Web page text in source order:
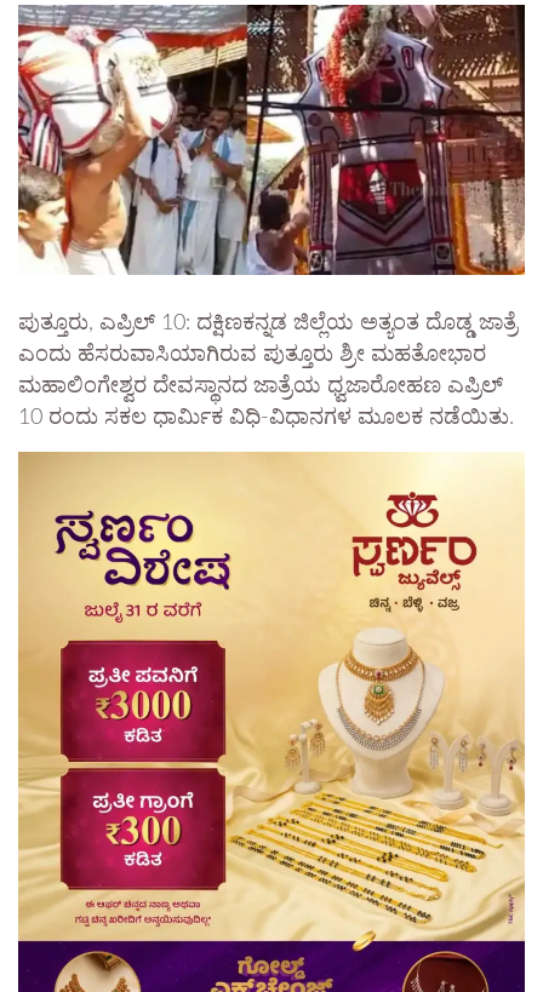
ಪುತ್ತೂರು, ಎಪ್ರಿಲ್ 10: ದಕ್ಷಿಣಕನ್ನಡ ಜಿಲ್ಲೆಯ ಅತ್ಯಂತ ದೊಡ್ಡ ಜಾತ್ರೆ
ಎಂದು ಹೆಸರುವಾಸಿಯಾಗಿರುವ ಪುತ್ತೂರು ಶ್ರೀ ಮಹತೋಭಾರ
ಮಹಾಲಿಂಗೇಶ್ವರ ದೇವಸ್ಥಾನದ ಜಾತ್ರೆಯ ಧ್ವಜಾರೋಹಣ ಎಪ್ರಿಲ್
10 ರಂದು ಸಕಲ ಧಾರ್ಮಿಕ ವಿಧಿ-ವಿಧಾನಗಳ ಮೂಲಕ ನಡೆಯಿತು.